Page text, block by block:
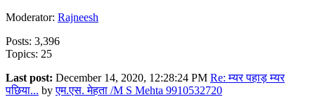
Moderator: Rajneesh
Posts: 3,396
Topics: 25
Last post: December 14, 2020, 12:28:24 PM Re: म्यर पहाड़ म्यर
पछिया... byएम.एस. मेहता /M S Mehta 9910532720